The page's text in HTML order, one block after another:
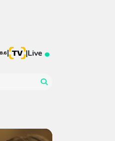
| |Live